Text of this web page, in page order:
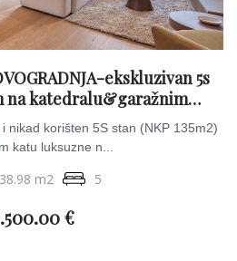
ekskluzivan 5s
na katedralu&garažnim
mjestom
nikad korišten 5S stan (NKP 135m2)
katu luksuzne n...
m2 5
€